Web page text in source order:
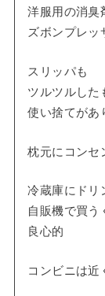
洋服用の消臭
ズボンプレッ
スリッパも
ツルツルした
使い捨てがあ
枕元にコンセ
冷蔵庫にドリ
自販機で買う
良心的
コンビニは近